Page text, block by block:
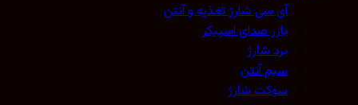
آی سی شارژ تغذیه و آنتن
بازر صدای اسپیکر
برد شارژ
سیم آنتن
سوکت شارژ